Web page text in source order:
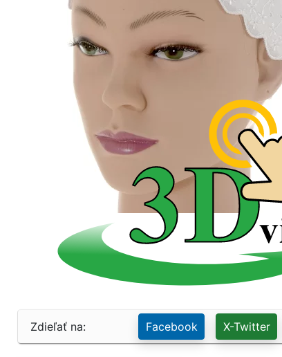
Rozmanitosť čepcov
Materiály a techniky zdobenia sa mohli líšiť v
regiónoch. Migrácia obyvateľstva, vojny a
miestnych krojov a tým aj čepcov. Tvar a
postavení ženy. V niektorých regiónoch mohli
Zdieľať na: Facebook X-Twitter